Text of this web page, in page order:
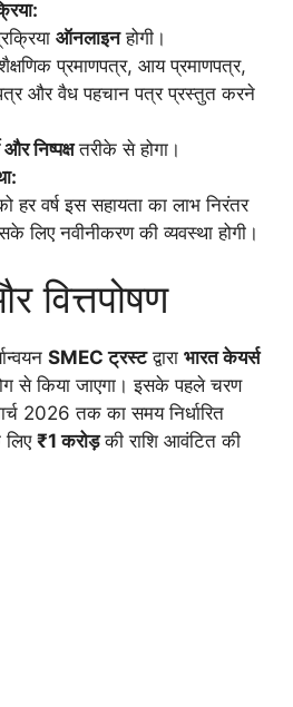
ऑनलाइनहोगी।
प्रमाणपत्र, आय प्रमाणपत्र,
और वैध पहचान पत्र प्रस्तुत करने
और निष्पक्षतरीके से होगा।
हर वर्ष इस सहायता का लाभ निरंतर
लिए नवीनीकरण की व्यवस्था होगी।
वित्तपोषण
SMEC ट्रस्टद्वारा भारत केयर्स
से किया जाएगा। इसके पहले चरण
2026 तक का समय निर्धारित
₹1 करोड़की राशि आवंटित की